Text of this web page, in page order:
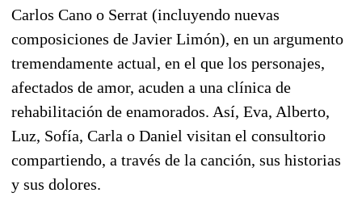
Carlos Cano o Serrat (incluyendo nuevas
composiciones de Javier Limón), en un argumento
tremendamente actual, en el que los personajes,
afectados de amor, acuden a una clínica de
rehabilitación de enamorados. Así, Eva, Alberto,
Luz, Sofía, Carla o Daniel visitan el consultorio
compartiendo, a través de la canción, sus historias
y sus dolores.